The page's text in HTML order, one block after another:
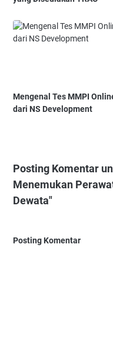
Mengenal Tes MMPI
dari NS Development
Posting Komentar
Menemukan
Dewata"
Posting Komentar